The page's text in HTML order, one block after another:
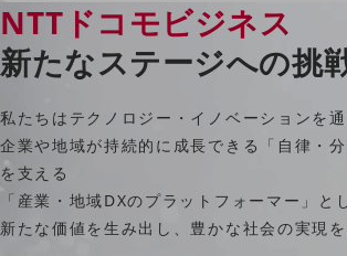
AI
データ利活用
運用管理
業務支援・マーケティング
災害対策・BCP
課題・ニーズで探す
課題・ニーズで探すTOP
NTTドコモビジネス
新たなステージへの挑
私たちはテクノロジー・イノベーションを通
企業や地域が持続的に成長できる「自律・分
を支える
「産業・地域DXのプラットフォーマー」と
新たな価値を生み出し、豊かな社会の実現を